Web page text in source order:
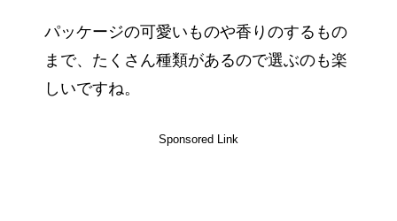
パッケージの可愛いものや香りのするもの
まで、たくさん種類があるので選ぶのも楽
しいですね。
Sponsored Link